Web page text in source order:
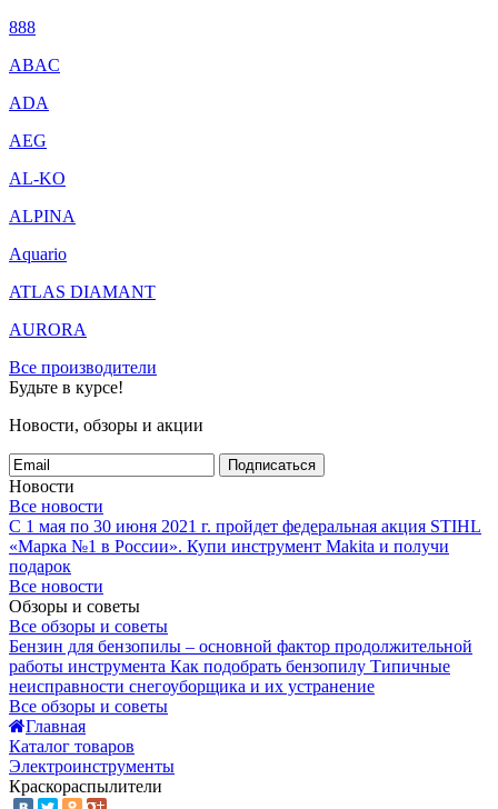
888
ABAC
ADA
AEG
AL-KO
ALPINA
Aquario
ATLAS DIAMANT
AURORA
Все производители
Будьте в курсе!
Новости, обзоры и акции
Подписаться
Новости
Все новости
С 1 мая по 30 июня 2021 г. пройдет федеральная акция STIHL
«Марка №1 в России». Купи инструмент Makita и получи
подарок
Все новости
Обзоры и советы
Все обзоры и советы
Бензин для бензопилы – основной фактор продолжительной
работы инструмента Как подобрать бензопилу Типичные
неисправности снегоуборщика и их устранение
Все обзоры и советы
Главная
Каталог товаров
Электроинструменты
Краскораспылители